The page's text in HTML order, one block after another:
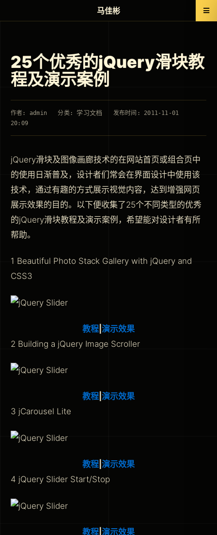
25个优秀的jQuery滑块教
程及演示案例
作者: admin 分类:学习文档
发布时间: 2011-11-01
20:09
jQuery滑块及图像画廊技术的在网站首页或组合页中
的使用日渐普及，设计者们常会在界面设计中使用该
技术，通过有趣的方式展示视觉内容，达到增强网页
展示效果的目的。以下便收集了25个不同类型的优秀
的jQuery滑块教程及演示案例，希望能对设计者有所
帮助。
1 Beautiful Photo Stack Gallery with jQuery and
CSS3
教程 演示效果
2 Building a jQuery Image Scroller
教程 演示效果
3 jCarousel Lite
教程 演示效果
4 jQuery Slider Start/Stop
教程 演示效果
马佳彬